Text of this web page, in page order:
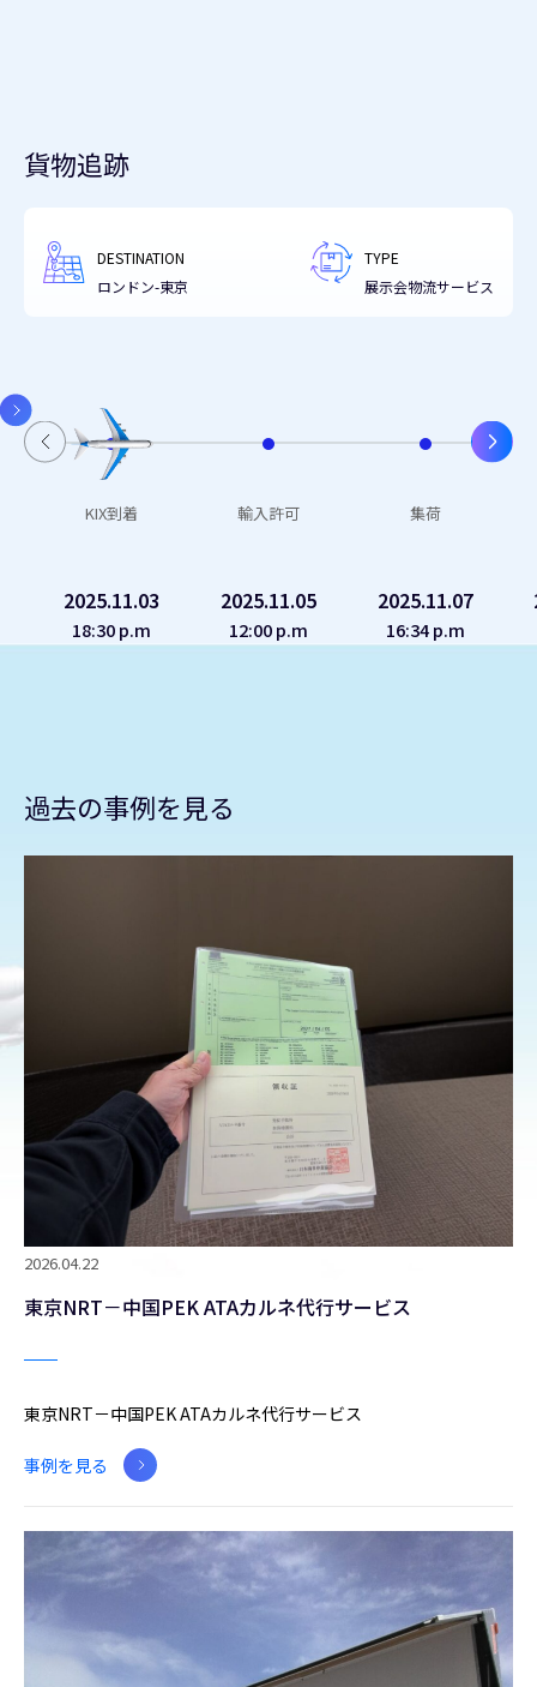
貨物追跡
DESTINATION
ロンドン-東京
TYPE
展示会物流サービス
−
KIX到着
2025.11.03
18:30 p.m
輸入許可
2025.11.05
12:00 p.m
集荷
2025.11.07
16:34 p.m
過去の事例を見る
2026.04.22
東京NRT－中国PEK ATAカルネ代行サービス
東京NRT－中国PEK ATAカルネ代行サービス
事例を見る